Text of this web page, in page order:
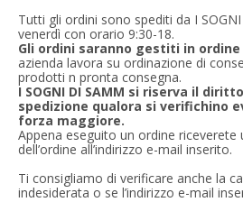
Tutti gli ordini sono spediti da I
venerdì con orario 9:30-18.
Gli ordini saranno gestiti in
azienda lavora su ordinazione di
prodotti n pronta consegna.
I SOGNI DI SAMM si riserva il
spedizione qualora si verifichino
forza maggiore.
Appena eseguito un ordine riceverete
dell’ordine all’indirizzo e-mail inserito.
Ti consigliamo di verificare anche la
indesiderata o se l’indirizzo e-mail